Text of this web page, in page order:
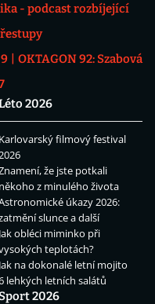
- podcast rozbíjející
OKTAGON 92: Szabová
2026
Karlovarský filmový festival
2026
že jste potkali
někoho z minulého života
úkazy 2026:
slunce a další
Jak obléci miminko při
teplotách?
Jak na dokonalé letní mojito
lehkých letních salátů
Sport 2026